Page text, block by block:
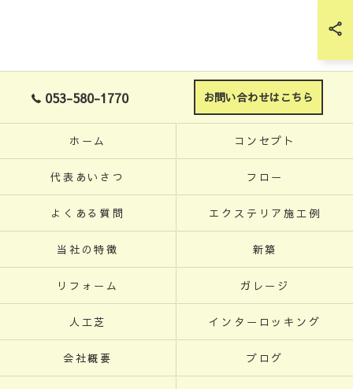
053-580-1770 お問い合わせはこちら
ホーム コンセプト
代表あいさつ フロー
よくある質問 エクステリア施工例
当社の特徴 新築
リフォーム ガレージ
人工芝 インターロッキング
会社概要 ブログ